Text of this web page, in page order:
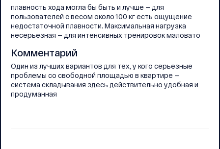
плавность хода могла бы быть и лучше — для
пользователей с весом около 100 кг есть ощущение
недостаточной плавности. Максимальная нагрузка
несерьезная — для интенсивных тренировок маловато
Комментарий
Один из лучших вариантов для тех, у кого серьезные
проблемы со свободной площадью в квартире —
система складывания здесь действительно удобная и
продуманная